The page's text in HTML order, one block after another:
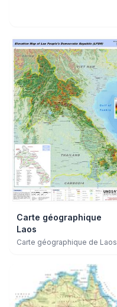
Carte géographique
Laos
Carte géographique de Laos